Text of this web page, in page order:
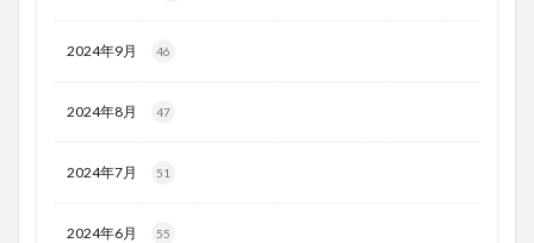
2024年9月 46
2024年8月 47
2024年7月 51
2024年6月 55